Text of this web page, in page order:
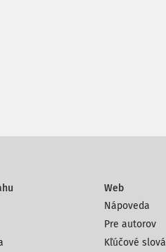
Web
Nápoveda
Pre autorov
Kľúčové slová